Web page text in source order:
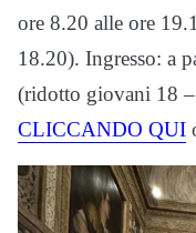
ore 8.20 alle ore
18.20). Ingresso: a
(ridotto giovani 18
CLICCANDO QUI